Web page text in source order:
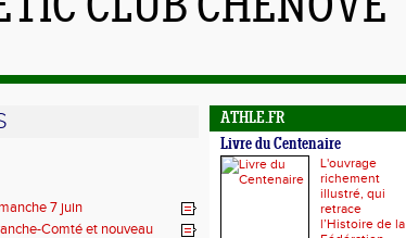
7 juin
Comté et nouveau
ATHLE.FR
Livre du Centenaire
L'ouvrage
richement
illustré, qui
retrace
l’Histoire de la